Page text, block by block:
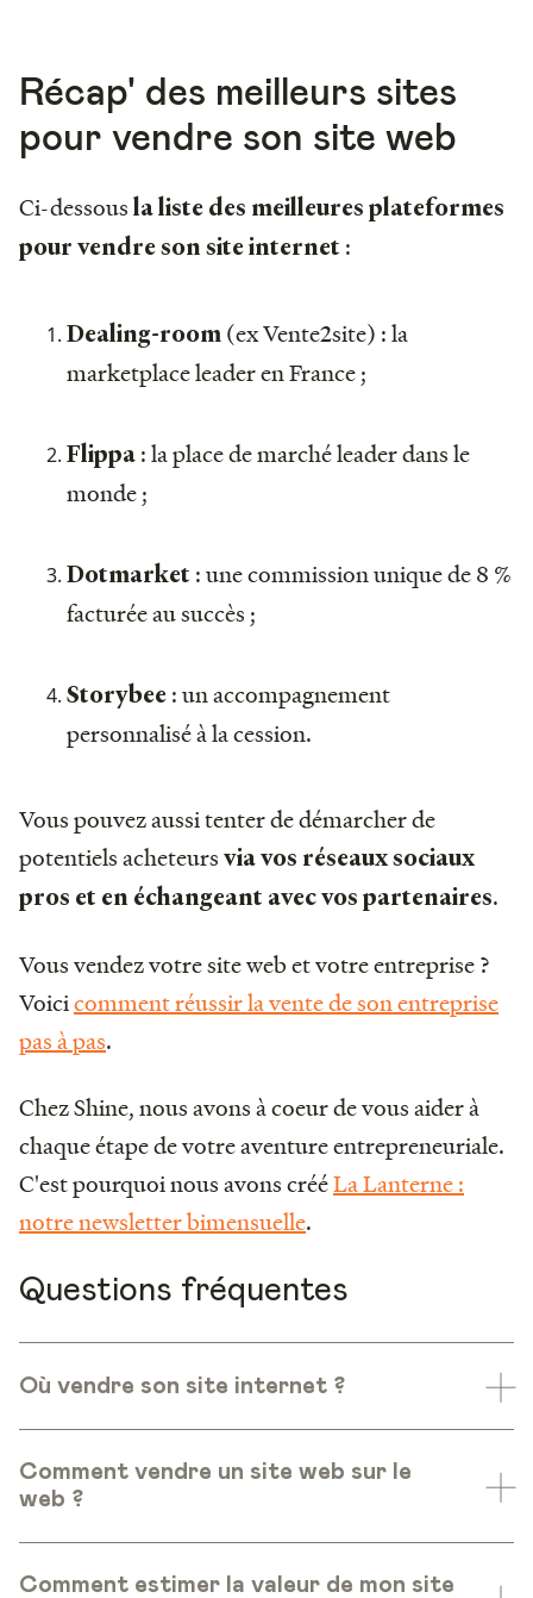
Récap' des meilleurs sites
pour vendre son site web
Ci-dessous la liste des meilleures plateformes
pour vendre son site internet :
Dealing-room (ex Vente2site) : la
marketplace leader en France ;
Flippa : la place de marché leader dans le
monde ;
Dotmarket : une commission unique de 8 %
facturée au succès ;
Storybee : un accompagnement
personnalisé à la cession.
Vous pouvez aussi tenter de démarcher de
potentiels acheteurs via vos réseaux sociaux
pros et en échangeant avec vos partenaires.
Vous vendez votre site web et votre entreprise ?
Voicicomment réussir la vente de son entreprise
pas à pas.
Chez Shine, nous avons à coeur de vous aider à
chaque étape de votre aventure entrepreneuriale.
C'est pourquoi nous avons crééLa Lanterne :
notre newsletter bimensuelle.
Questions fréquentes
Où vendre son site internet ?
Comment vendre un site web sur le
web ?
Comment estimer la valeur de mon site